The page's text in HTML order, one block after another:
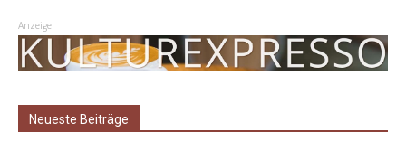
Anzeige
Neueste Beiträge